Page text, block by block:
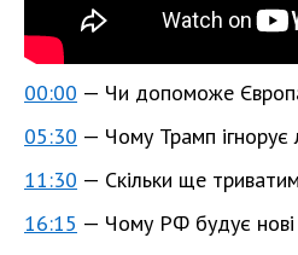
00:00 — Чи допоможе
05:30 — Чому Трамп ігнорує
11:30 — Скільки ще
16:15 — Чому РФ будує нові